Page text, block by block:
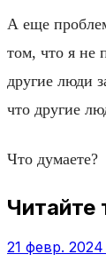
А еще
том, что я не
другие люди
что другие
Что думаете?
Читайте
21 февр. 2024